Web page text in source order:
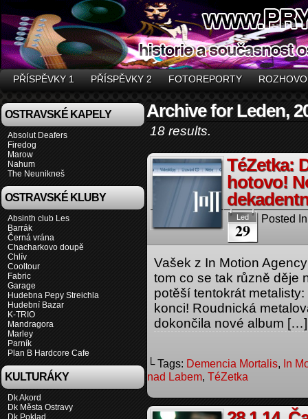
PŘÍSPĚVKY 1 PŘÍSPĚVKY 2 FOTOREPORTY
OSTRAVSKÉ KAPELY
Absolut Deafers
Firedog
Marow
Nahum
The Neunikneš
OSTRAVSKÉ KLUBY
Absinth club Les
Barrák
Černá vrána
Chacharkovo doupě
Chlív
Cooltour
Fabric
Garage
Hudebna Pepy Streichla
Hudební Bazar
K-TRIO
Mandragora
Marley
Parník
Plan B Hardcore Cafe
KULTURÁKY
Dk Akord
Dk Města Ostravy
Dk Poklad
Archive for Leden,
18 results.
TéZetka:
hotovo!
Led
29
Posted
Vašek z In Motion
tom co se tak různě děje
potěší tentokrát
konci! Roudnická
dokončila nové album […]
└ Tags: Demencia Mortalis, In
nad Labem, TéZetka